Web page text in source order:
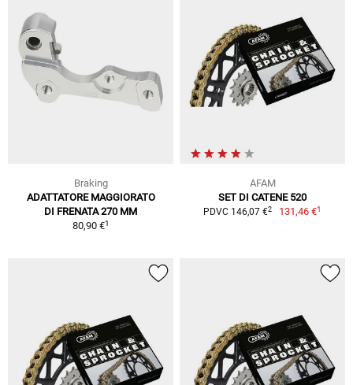
Braking
ADATTATORE MAGGIORATO
DI FRENATA 270 MM
80,90 €1
AFAM
SET DI CATENE 520
PDVC 146,07 €2 131,46 €1